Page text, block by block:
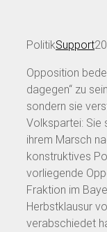
PolitikSupport
Opposition
dagegen“ zu
sondern sie
Volkspartei: Sie
ihrem Marsch
konstruktives
vorliegende
Fraktion im
Herbstklausur
verabschiedet